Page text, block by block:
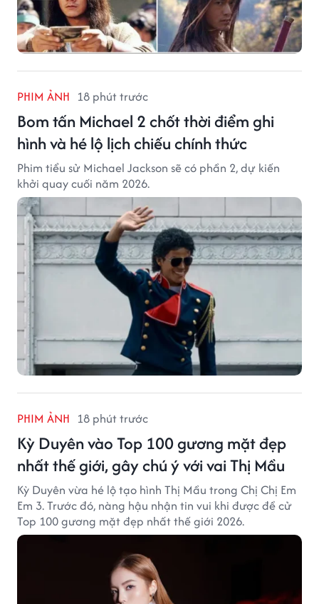
PHIM ẢNH 18 phút trước
Bom tấn Michael 2 chốt thời điểm ghi
hình và hé lộ lịch chiếu chính thức
Phim tiểu sử Michael Jackson sẽ có phần 2, dự kiến
khởi quay cuối năm 2026.
PHIM ẢNH 18 phút trước
Kỳ Duyên vào Top 100 gương mặt đẹp
nhất thế giới, gây chú ý với vai Thị Mầu
Kỳ Duyên vừa hé lộ tạo hình Thị Mầu trong Chị Chị Em
Em 3. Trước đó, nàng hậu nhận tin vui khi được đề cử
Top 100 gương mặt đẹp nhất thế giới 2026.